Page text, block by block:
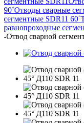
90˚Отводы сварные
сегментные SDR11 60˚
равнопроходные
-Отвод сварной